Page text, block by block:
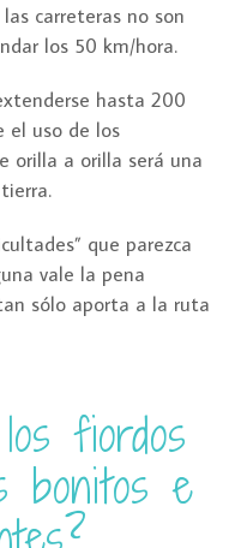
carreteras no son
los 50 km/hora.
hasta 200
el uso de los
orilla a orilla será una
que parezca
vale la pena
sólo aporta a la ruta
fiordos
bonitos e